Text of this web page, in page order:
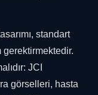
standart
gerektirmektedir.
JCI
görselleri, hasta